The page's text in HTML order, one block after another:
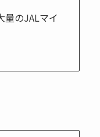
量のJALマイ